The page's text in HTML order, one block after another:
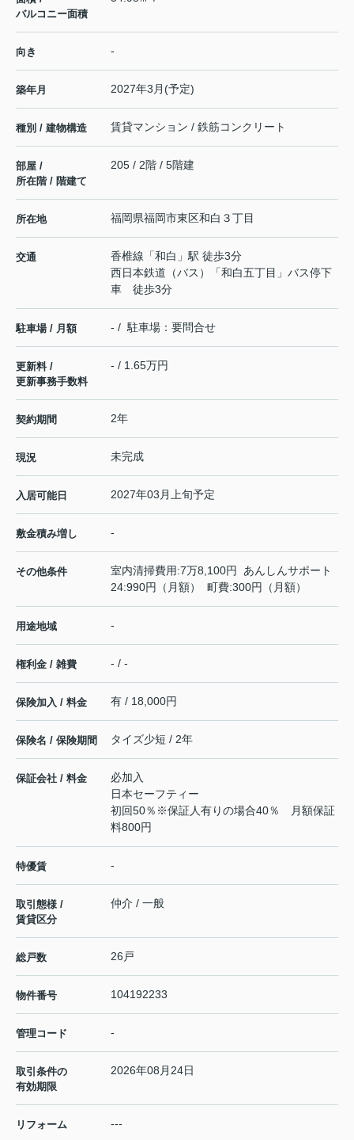
バルコニー面積
向き -
築年月 2027年3月(予定)
種別 / 建物構造 賃貸マンション / 鉄筋コンクリート
部屋 /
所在階 / 階建て
205 / 2階 / 5階建
所在地 福岡県福岡市東区和白 ３丁目
交通 香椎線 「和白 」駅 徒歩3分
西日本鉄道（バス）「和白五丁目」バス停下
車 徒歩3分
駐車場 / 月額 - / 駐車場：要問合せ
更新料 /
更新事務手数料
- / 1.65万円
契約期間 2年
現況 未完成
入居可能日 2027年03月上旬予定
敷金積み増し -
その他条件
室内清掃費用:7万8,100円 あんしんサポート
24:990円（月額） 町費:300円（月額）
用途地域 -
権利金 / 雑費 - / -
保険加入 / 料金 有 / 18,000円
保険名 / 保険期間 タイズ少短 / 2年
保証会社 / 料金
必加入
日本セーフティー
初回50％※保証人有りの場合40％ 月額保証
料800円
特優賃 -
取引態様 /
賃貸区分
仲介 / 一般
総戸数 26戸
物件番号 104192233
管理コード -
取引条件の
有効期限
2026年08月24日
リフォーム ---